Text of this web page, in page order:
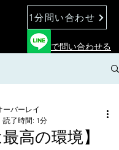
1分問い合わせ
で問い合わせる
高の環境】
ーバーレイ
読了時間: 1分